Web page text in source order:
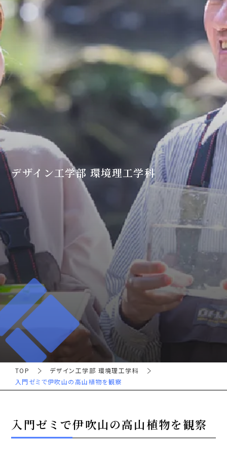
デザイン工学部 環境理工学科
TOP
デザイン工学部 環境理工学科
入門ゼミで伊吹山の高山植物を観察
入門ゼミで伊吹山の高山植物を観察